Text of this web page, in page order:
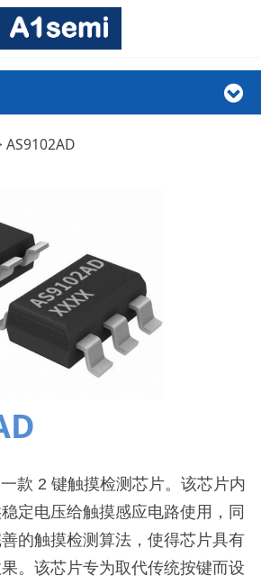
AS9102AD
款 2键触摸检测芯片。该芯片内
定电压给触摸感应电路使用，同
的触摸检测算法，使得芯片具有
。该芯片专为取代传统按键而设